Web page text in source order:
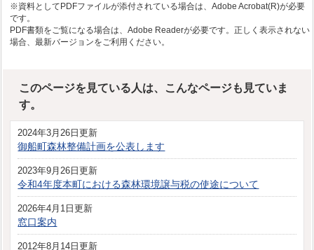
※資料としてPDFファイルが添付されている場合は、Adobe Acrobat(R)が必要
です。
PDF書類をご覧になる場合は、Adobe Readerが必要です。正しく表示されない
場合、最新バージョンをご利用ください。
このページを見ている人は、こんなページも見ていま
す。
2024年3月26日更新
御船町森林整備計画を公表します
2023年9月26日更新
令和4年度本町における森林環境譲与税の使途について
2026年4月1日更新
窓口案内
2012年8月14日更新